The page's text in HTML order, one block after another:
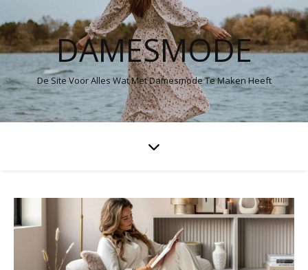
DAMESMODE
De Site Voor Alles Wat Met Damesmode Te Maken Heeft